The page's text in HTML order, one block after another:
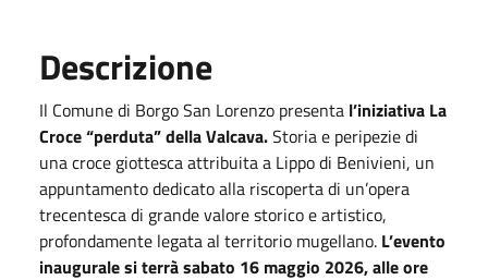
Descrizione
Il Comune di Borgo San Lorenzo presenta l’iniziativa La
Croce “perduta” della Valcava.Storia e peripezie di
una croce giottesca attribuita a Lippo di Benivieni, un
appuntamento dedicato alla riscoperta di un’opera
trecentesca di grande valore storico e artistico,
profondamente legata al territorio mugellano. L’evento
inaugurale si terràsabato 16 maggio 2026, alle ore